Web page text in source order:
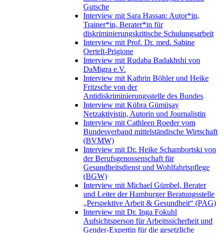
Gutsche
Interview mit Sara Hassan: Autor*in,
Trainer*in, Berater*in für
diskriminierungskritische Schulungsarbeit
Interview mit Prof. Dr. med. Sabine
Oertelt-Prigione
Interview mit Rudaba Badakhshi von
DaMigra e.V.
Interview mit Kathrin Böhler und Heike
Fritzsche von der
Antidiskriminierungsstelle des Bundes
Interview mit Kübra Gümüşay
Netzaktivistin, Autorin und Journalistin
Interview mit Cathleen Roeder vom
Bundesverband mittelständische Wirtschaft
(BVMW)
Interview mit Dr. Heike Schambortski von
der Berufsgenossenschaft für
Gesundheitsdienst und Wohlfahrtspflege
(BGW)
Interview mit Michael Gümbel, Berater
und Leiter der Hamburger Beratungsstelle
„Perspektive Arbeit & Gesundheit“ (PAG)
Interview mit Dr. Inga Fokuhl
Aufsichtsperson für Arbeitssicherheit und
Gender-Expertin für die gesetzliche